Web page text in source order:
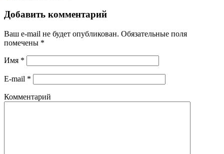
Добавить комментарий
Ваш e-mail не будет опубликован. Обязательные поля
помечены *
Имя *
E-mail *
Комментарий